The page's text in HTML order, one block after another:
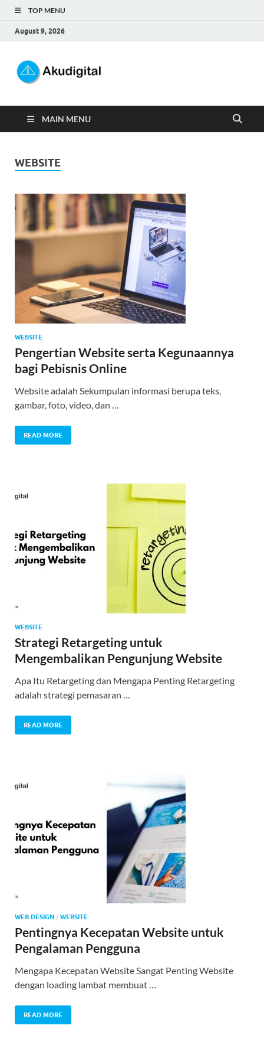
TOP MENU
August 9, 2026
MAIN MENU
WEBSITE
WEBSITE
Pengertian Website serta Kegunaannya
bagi Pebisnis Online
Website adalah Sekumpulan informasi berupa teks,
gambar, foto, video, dan …
READ MORE
WEBSITE
Strategi Retargeting untuk
Mengembalikan Pengunjung Website
Apa Itu Retargeting dan Mengapa Penting Retargeting
adalah strategi pemasaran …
READ MORE
WEB DESIGN / WEBSITE
Pentingnya Kecepatan Website untuk
Pengalaman Pengguna
Mengapa Kecepatan Website Sangat Penting Website
dengan loading lambat membuat …
READ MORE